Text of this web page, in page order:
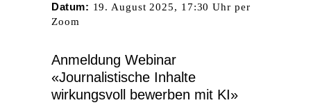
Datum: 19. August 2025, 17:30 Uhr per
Zoom
Anmeldung Webinar
«Journalistische Inhalte
wirkungsvoll bewerben mit KI»